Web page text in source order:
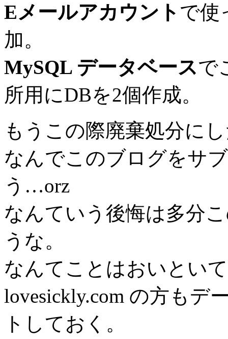
Eメールアカウント で使
加。
MySQL データベースで
所用にDBを2個作成。
もうこの際廃棄処分に
なんでこのブログをサ
う…orz
なんていう後悔は多分
うな。
なんてことはおいとい
lovesickly.com の方もデ
トしておく。